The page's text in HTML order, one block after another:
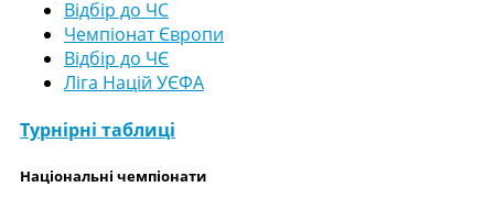
Відбір до ЧС
Чемпіонат Європи
Відбір до ЧЄ
Ліга Націй УЄФА
Турнірні таблиці
Національні чемпіонати